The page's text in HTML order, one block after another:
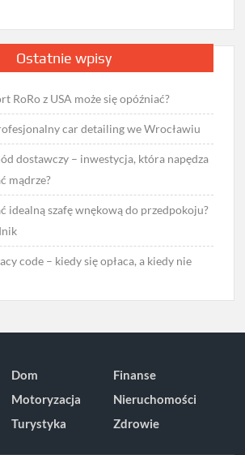
Ostatnie wpisy
RoRo z USA może się opóźniać?
car detailing we Wrocławiu
dostawczy – inwestycja, która napędza
mądrze?
idealną szafę wnękową do przedpokoju?
code – kiedy się opłaca, a kiedy nie
Dom
Finanse
Motoryzacja
Nieruchomości
Turystyka Zdrowie